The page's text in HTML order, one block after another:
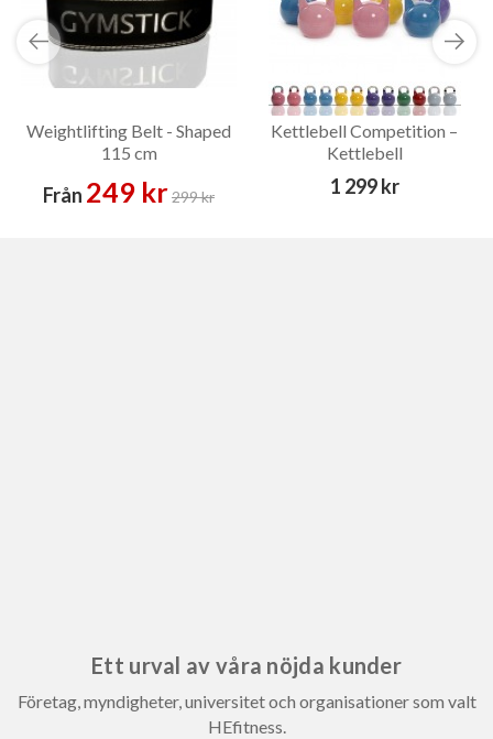
Weightlifting Belt - Shaped
115 cm
Från 249 kr299 kr
Kettlebell Competition –
Kettlebell
1 299 kr
Ett urval av våra nöjda kunder
Företag, myndigheter, universitet och organisationer som valt
HEfitness.